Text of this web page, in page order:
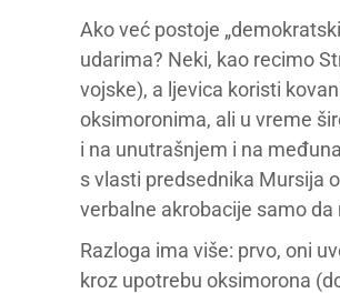
Ako već postoje
udarima? Neki, kao recimo
vojske), a ljevica koristi
oksimoronima, ali u vreme
i na unutrašnjem i na
s vlasti predsednika Mursija
verbalne akrobacije samo
Razloga ima više: prvo, oni
kroz upotrebu oksimorona